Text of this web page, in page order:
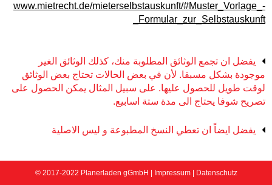
www.mietrecht.de/mieterselbstauskunft/#Muster_Vorlage_-
_Formular_zur_Selbstauskunft
يفضل ان تجمع الوثائق المطلوبة منك، كذلك الوثائق الغير
موجودة بشكل مسبقا. لأن في بعض الحالات تحتاج بعض الوثائق
لوقت طويل للحصول عليها. على سبيل المثال يمكن الحصول على
تصريح شوفا يحتاج الى مدة ستة اسابيع.
يفضل ايضاً ان تعطي النسخ المطبوعة و ليس الاصلية
© 2017-2022 Planerladen gGmbH | Impressum| Datenschutz